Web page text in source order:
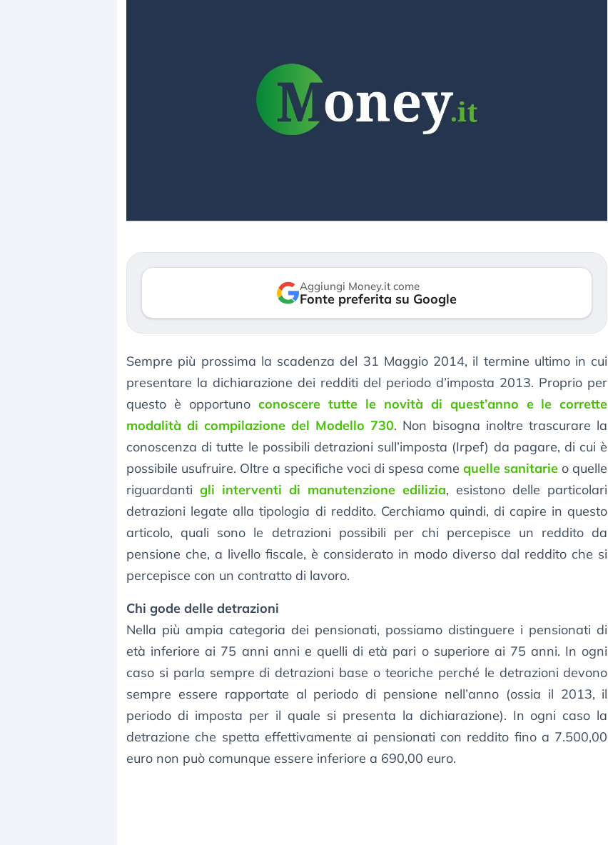
Aggiungi Money.it come
Fonte preferita su Google
Sempre più prossima la scadenza del 31 Maggio 2014, il termine ultimo in cui
presentare la dichiarazione dei redditi del periodo d’imposta 2013. Proprio per
questo è opportuno conoscere tutte le novità di quest’anno e le corrette
modalità di compilazione del Modello 730. Non bisogna inoltre trascurare la
conoscenza di tutte le possibili detrazioni sull’imposta (Irpef) da pagare, di cui è
possibile usufruire. Oltre a specifiche voci di spesa comequelle sanitarie o quelle
riguardantigli interventi di manutenzione edilizia, esistono delle particolari
detrazioni legate alla tipologia di reddito. Cerchiamo quindi, di capire in questo
articolo, quali sono le detrazioni possibili per chi percepisce un reddito da
pensione che, a livello fiscale, è considerato in modo diverso dal reddito che si
percepisce con un contratto di lavoro.
Chi gode delle detrazioni
Nella più ampia categoria dei pensionati, possiamo distinguere i pensionati di
età inferiore ai 75 anni anni e quelli di età pari o superiore ai 75 anni. In ogni
caso si parla sempre di detrazioni base o teoriche perché le detrazioni devono
sempre essere rapportate al periodo di pensione nell’anno (ossia il 2013, il
periodo di imposta per il quale si presenta la dichiarazione). In ogni caso la
detrazione che spetta effettivamente ai pensionati con reddito fino a 7.500,00
euro non può comunque essere inferiore a 690,00 euro.
correzione. Cosa sta guidando il
3 agosto 2026
in preda al panico dopo lo scoppio
Kospi, mentre gli investitori retail (…)
30 luglio 2026